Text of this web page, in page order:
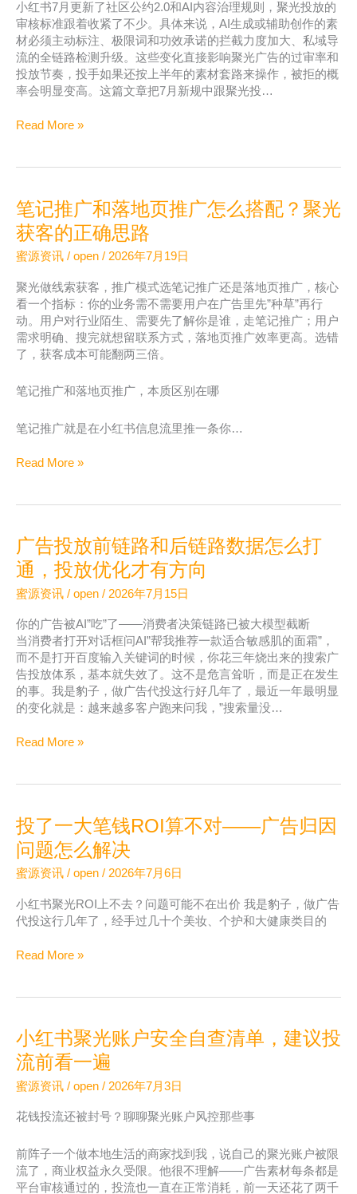
怎
么
办
老
投
手
应
小红书7月更新了社区公约2.0和AI内容治理规则，聚光投放的
审核标准跟着收紧了不少。具体来说，AI生成或辅助创作的素
材必须主动标注、极限词和功效承诺的拦截力度加大、私域导
流的全链路检测升级。这些变化直接影响聚光广告的过审率和
投放节奏，投手如果还按上半年的素材套路来操作，被拒的概
率会明显变高。这篇文章把7月新规中跟聚光投…
聚
划
反
复
被
新
规
下
素
材
整
路
Read More »
笔记推广和落地页推广怎么搭配？聚光
获客的正确思路
蜜源资讯 / open / 2026年7月19日
聚光做线索获客，推广模式选笔记推广还是落地页推广，核心
看一个指标：你的业务需不需要用户在广告里先”种草”再行
动。用户对行业陌生、需要先了解你是谁，走笔记推广；用户
需求明确、搜完就想留联系方式，落地页推广效率更高。选错
了，获客成本可能翻两三倍。
笔记推广和落地页推广，本质区别在哪
笔记推广就是在小红书信息流里推一条你…
笔
地
页
推
怎
么
搭
配？
聚
光
客
思
路
Read More »
广告投放前链路和后链路数据怎么打
通，投放优化才有方向
蜜源资讯 / open / 2026年7月15日
你的广告被AI”吃”了——消费者决策链路已被大模型截断
当消费者打开对话框问AI”帮我推荐一款适合敏感肌的面霜”，
而不是打开百度输入关键词的时候，你花三年烧出来的搜索广
告投放体系，基本就失效了。这不是危言耸听，而是正在发生
的事。我是豹子，做广告代投这行好几年了，最近一年最明显
的变化就是：越来越多客户跑来问我，”搜索量没…
广
链
路
和
后
路
数
怎
投
放
优
化
才
有
Read More »
投了一大笔钱ROI算不对——广告归因
问题怎么解决
蜜源资讯 / open / 2026年7月6日
小红书聚光ROI上不去？问题可能不在出价 我是豹子，做广告
代投这行几年了，经手过几十个美妆、个护和大健康类目的
投
钱
ROI
算
不
——
告
归
因
Read More »
小红书聚光账户安全自查清单，建议投
流前看一遍
蜜源资讯 / open / 2026年7月3日
花钱投流还被封号？聊聊聚光账户风控那些事
前阵子一个做本地生活的商家找到我，说自己的聚光账户被限
流了，商业权益永久受限。他很不理解——广告素材每条都是
平台审核通过的，投流也一直在正常消耗，前一天还花了两千